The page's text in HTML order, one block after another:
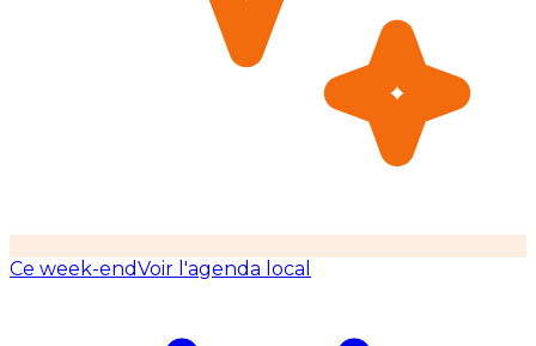
Ce week-endVoir l'agenda local